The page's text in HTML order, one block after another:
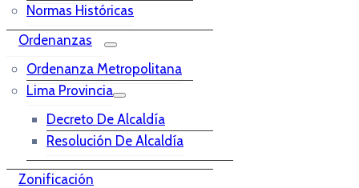
Normas Históricas
Ordenanzas
Ordenanza Metropolitana
Lima Provincia
Decreto De Alcaldía
Resolución De Alcaldía
Zonificación